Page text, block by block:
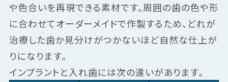
や色合いを再現できる素材です。周囲の歯の色や形
に合わせてオーダーメイドで作製するため、どれが
治療した歯か見分けがつかないほど自然な仕上が
りになります。
インプラントと入れ歯には次の違いがあります。